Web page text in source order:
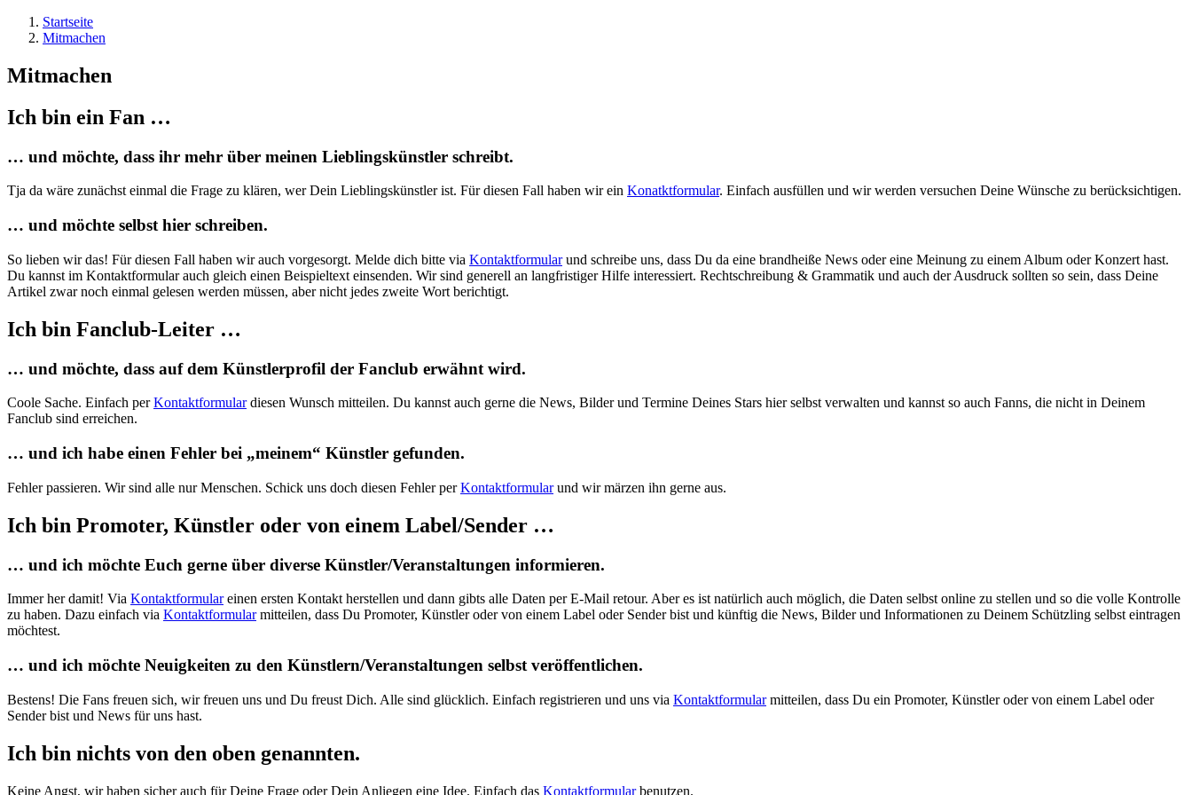
Startseite
Mitmachen
Mitmachen
Ich bin ein Fan …
… und möchte, dass ihr mehr über meinen Lieblingskünstler schreibt.
Tja da wäre zunächst einmal die Frage zu klären, wer Dein Lieblingskünstler ist. Für diesen Fall haben wir ein Konatktformular. Einfach ausfüllen und wir werden versuchen Deine Wünsche zu berücksichtigen.
… und möchte selbst hier schreiben.
So lieben wir das! Für diesen Fall haben wir auch vorgesorgt. Melde dich bitte via Kontaktformularund schreibe uns, dass Du da eine brandheiße News oder eine Meinung zu einem Album oder Konzert hast.
Du kannst im Kontaktformular auch gleich einen Beispieltext einsenden. Wir sind generell an langfristiger Hilfe interessiert. Rechtschreibung & Grammatik und auch der Ausdruck sollten so sein, dass Deine
Artikel zwar noch einmal gelesen werden müssen, aber nicht jedes zweite Wort berichtigt.
Ich bin Fanclub-Leiter …
… und möchte, dass auf dem Künstlerprofil der Fanclub erwähnt wird.
Coole Sache. Einfach perKontaktformulardiesen Wunsch mitteilen. Du kannst auch gerne die News, Bilder und Termine Deines Stars hier selbst verwalten und kannst so auch Fanns, die nicht in Deinem
Fanclub sind erreichen.
… und ich habe einen Fehler bei „meinem“ Künstler gefunden.
Fehler passieren. Wir sind alle nur Menschen. Schick uns doch diesen Fehler perKontaktformularund wir märzen ihn gerne aus.
Ich bin Promoter, Künstler oder von einem Label/Sender …
… und ich möchte Euch gerne über diverse Künstler/Veranstaltungen informieren.
Immer her damit! Via Kontaktformulareinen ersten Kontakt herstellen und dann gibts alle Daten per E-Mail retour. Aber es ist natürlich auch möglich, die Daten selbst online zu stellen und so die volle Kontrolle
zu haben. Dazu einfach via Kontaktformularmitteilen, dass Du Promoter, Künstler oder von einem Label oder Sender bist und künftig die News, Bilder und Informationen zu Deinem Schützling selbst eintragen
möchtest.
… und ich möchte Neuigkeiten zu den Künstlern/Veranstaltungen selbst veröffentlichen.
Bestens! Die Fans freuen sich, wir freuen uns und Du freust Dich. Alle sind glücklich. Einfach registrieren und uns via Kontaktformularmitteilen, dass Du ein Promoter, Künstler oder von einem Label oder
Sender bist und News für uns hast.
Ich bin nichts von den oben genannten.
Keine Angst, wir haben sicher auch für Deine Frage oder Dein Anliegen eine Idee. Einfach das Kontaktformularbenutzen.